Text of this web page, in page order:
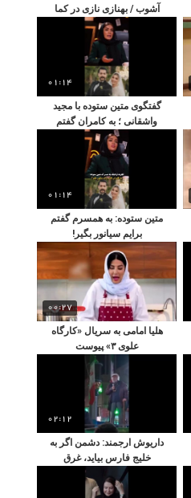
آشوب / بهنازی نازی در کما
بسر می‌برد
01:14
گفتگوی متین ستوده با مجید
واشقانی ؛ به کامران گفتم
برام سیانور بگیر
01:14
متین ستوده: به همسرم گفتم
برایم سیانور بگیر!
00:27
هلیا امامی به سریال «کارگاه
علوی ۳» پیوست
02:12
داریوش ارجمند: دشمن اگر به
خلیج فارس بیاید، غرق